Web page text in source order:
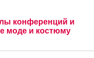
конференций и
моде и костюму